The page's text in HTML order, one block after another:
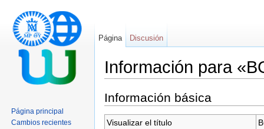
Información para
Información básica
Visualizar el título
Página Discusión
Página principal
Cambios recientes